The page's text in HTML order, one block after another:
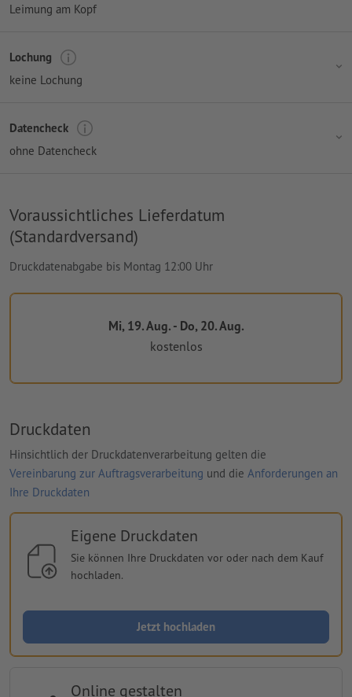
Leimung am Kopf
Lochung
keine Lochung
Datencheck
ohne Datencheck
Voraussichtliches Lieferdatum
(Standardversand)
Druckdatenabgabe bis Montag 12:00 Uhr
Mi, 19. Aug. - Do, 20. Aug.
kostenlos
Druckdaten
Hinsichtlich der Druckdatenverarbeitung gelten die
Vereinbarung zur Auftragsverarbeitung und die Anforderungen an
Ihre Druckdaten
Eigene Druckdaten
Sie können Ihre Druckdaten vor oder nach dem Kauf
hochladen.
Jetzt hochladen
Online gestalten